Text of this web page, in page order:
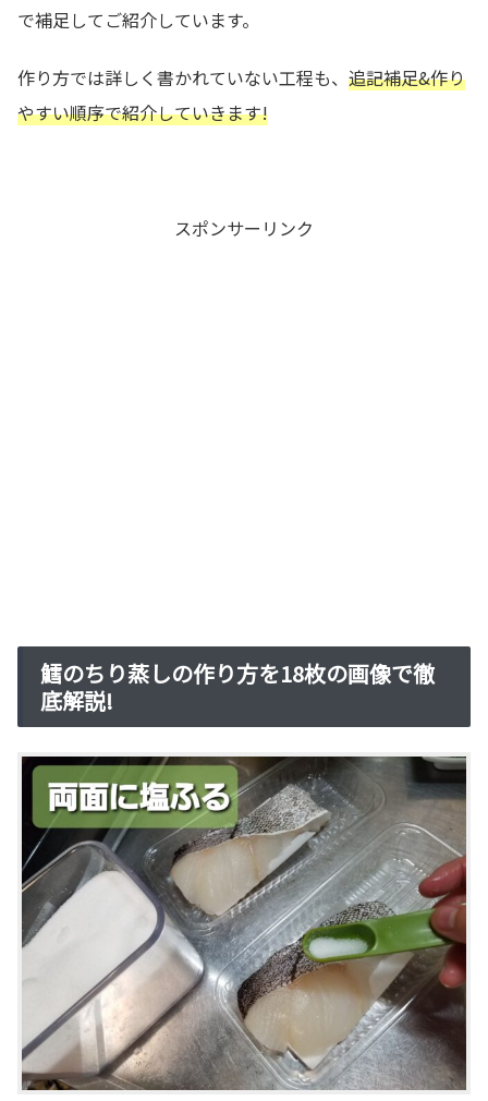
で補足してご紹介しています。
作り方では詳しく書かれていない工程も、 追記補足&作り
やすい順序で紹介していきます!
スポンサーリンク
鱈のちり蒸しの作り方を18枚の画像で徹
底解説!